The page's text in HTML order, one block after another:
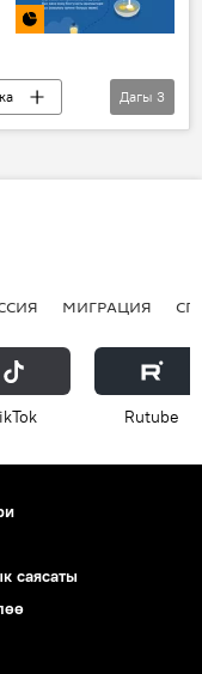
Дагы 3
МИГРАЦИЯ
Rutube
саясаты